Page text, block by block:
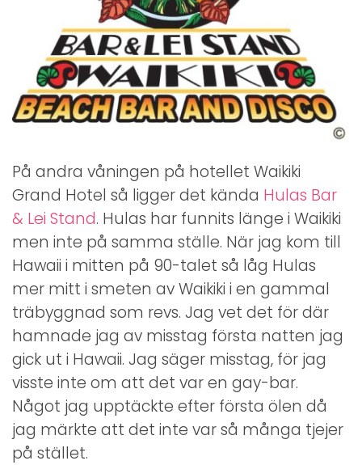
På andra våningen på hotellet Waikiki
Grand Hotel så ligger det kända Hulas Bar
& Lei Stand. Hulas har funnits länge i Waikiki
men inte på samma ställe. När jag kom till
Hawaii i mitten på 90-talet så låg Hulas
mer mitt i smeten av Waikiki i en gammal
träbyggnad som revs. Jag vet det för där
hamnade jag av misstag första natten jag
gick ut i Hawaii. Jag säger misstag, för jag
visste inte om att det var en gay-bar.
Något jag upptäckte efter första ölen då
jag märkte att det inte var så många tjejer
på stället.